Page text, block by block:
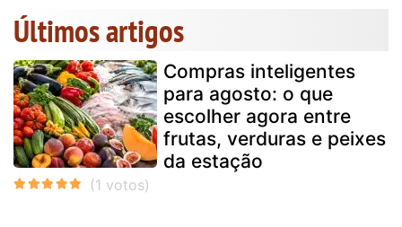
Últimos artigos
Compras inteligentes
para agosto: o que
escolher agora entre
frutas, verduras e peixes
da estação